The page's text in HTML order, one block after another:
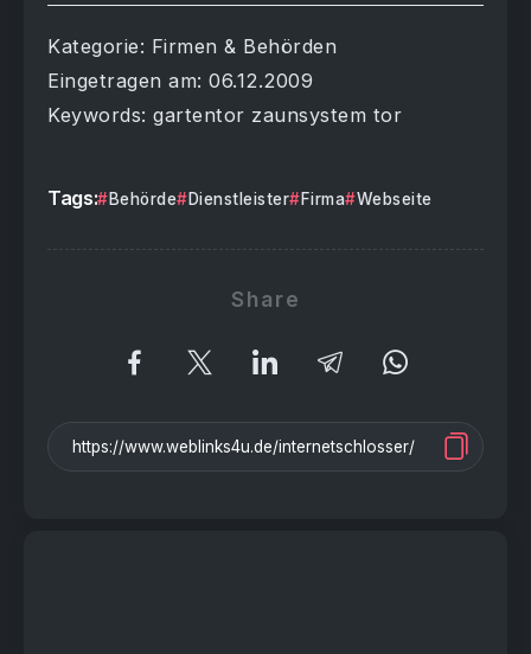
Kategorie: Firmen & Behörden
Eingetragen am: 06.12.2009
Keywords: gartentor zaunsystem tor
Tags: Behörde Dienstleister Firma Webseite
Share